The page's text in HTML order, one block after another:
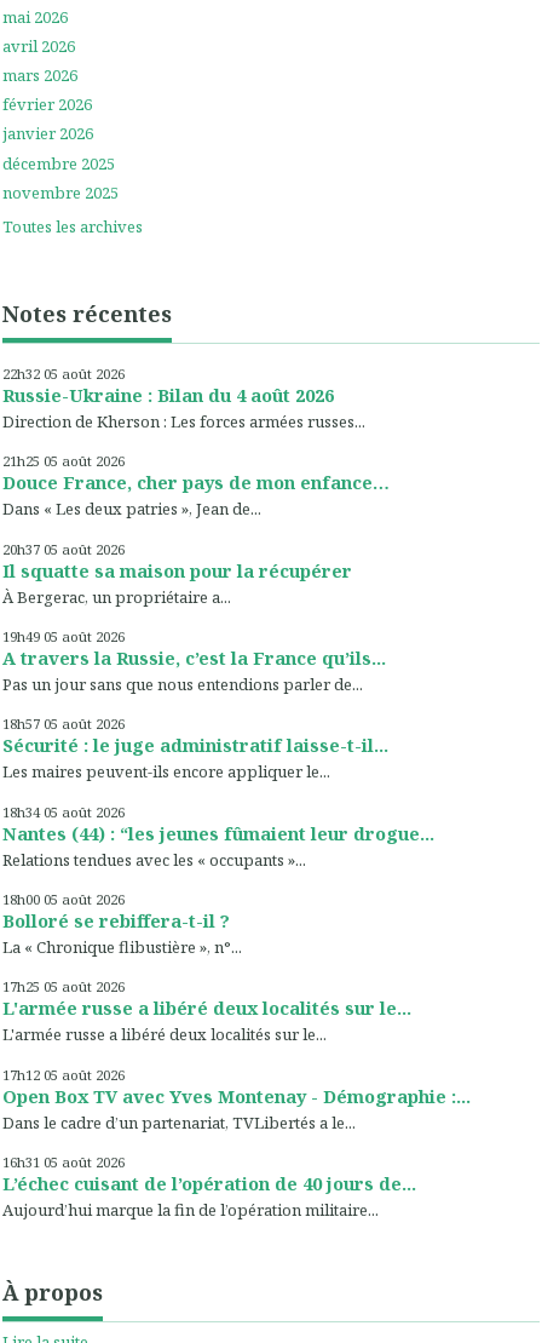
mai 2026
avril 2026
mars 2026
février 2026
janvier 2026
décembre 2025
novembre 2025
Toutes les archives
Notes récentes
22h32 05 août 2026
Russie-Ukraine : Bilan du 4 août 2026
Direction de Kherson : Les forces armées russes...
21h25 05 août 2026
Douce France, cher pays de mon enfance…
Dans « Les deux patries », Jean de...
20h37 05 août 2026
Il squatte sa maison pour la récupérer
À Bergerac, un propriétaire a...
19h49 05 août 2026
A travers la Russie, c’est la France qu’ils...
Pas un jour sans que nous entendions parler de...
18h57 05 août 2026
Sécurité : le juge administratif laisse-t-il...
Les maires peuvent-ils encore appliquer le...
18h34 05 août 2026
Nantes (44) : “les jeunes fûmaient leur drogue...
Relations tendues avec les « occupants »...
18h00 05 août 2026
Bolloré se rebiffera-t-il ?
La « Chronique flibustière », n°...
17h25 05 août 2026
L'armée russe a libéré deux localités sur le...
L'armée russe a libéré deux localités sur le...
17h12 05 août 2026
Open Box TV avec Yves Montenay - Démographie :...
Dans le cadre d’un partenariat, TVLibertés a le...
16h31 05 août 2026
L’échec cuisant de l’opération de 40 jours de...
Aujourd’hui marque la fin de l’opération militaire...
À propos